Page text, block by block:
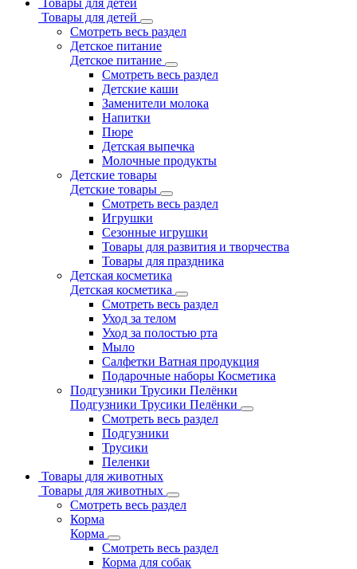
Товары для детей
Товары для детей
Смотреть весь раздел
Детское питание
Детское питание
Смотреть весь раздел
Детские каши
Заменители молока
Напитки
Пюре
Детская выпечка
Молочные продукты
Детские товары
Детские товары
Смотреть весь раздел
Игрушки
Сезонные игрушки
Товары для развития и творчества
Товары для праздника
Детская косметика
Детская косметика
Смотреть весь раздел
Уход за телом
Уход за полостью рта
Мыло
Салфетки Ватная продукция
Подарочные наборы Косметика
Подгузники Трусики Пелёнки
Подгузники Трусики Пелёнки
Смотреть весь раздел
Подгузники
Трусики
Пеленки
Товары для животных
Товары для животных
Смотреть весь раздел
Корма
Корма
Смотреть весь раздел
Корма для собак